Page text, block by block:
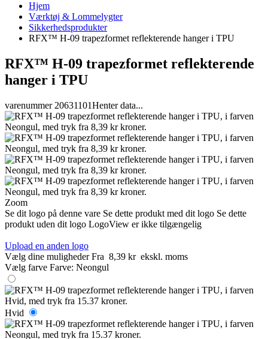
Hjem
Værktøj & Lommelygter
Sikkerhedsprodukter
RFX™ H-09 trapezformet reflekterende hanger i TPU
RFX™ H-09 trapezformet reflekterende
hanger i TPU
varenummer 20631101Henter data...
Zoom
Se dit logo på denne vare Se dette produkt med dit logo Se dette
produkt uden dit logo LogoView er ikke tilgængelig
Upload en anden logo
Vælg dine muligheder Fra 8,39 kr ekskl. moms
Vælg farve Farve: Neongul
Hvid